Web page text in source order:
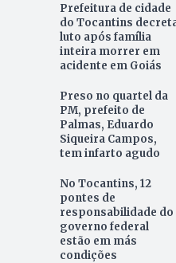
Prefeitura de cidade
do Tocantins
luto após família
inteira morrer em
acidente em Goiás
Preso no quartel da
PM, prefeito de
Palmas, Eduardo
Siqueira Campos,
tem infarto agudo
No Tocantins, 12
pontes de
responsabilidade do
governo federal
estão em más
condições